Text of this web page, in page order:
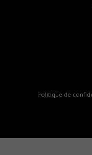
Politique de